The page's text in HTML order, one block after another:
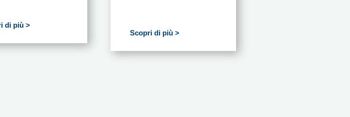
di più >
Scopri di più >